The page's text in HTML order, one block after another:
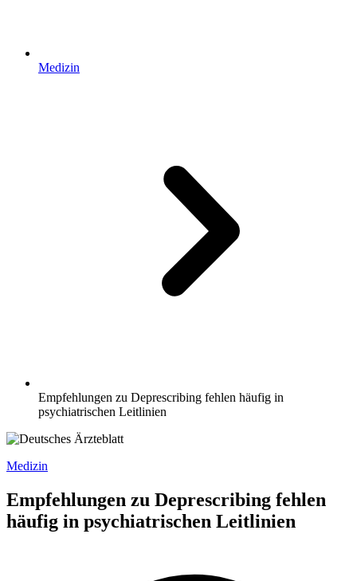
Medizin
Empfehlungen zu Deprescribing fehlen häufig in
psychiatrischen Leitlinien
Medizin
Empfehlungen zu Deprescribing fehlen
häufig in psychiatrischen Leitlinien